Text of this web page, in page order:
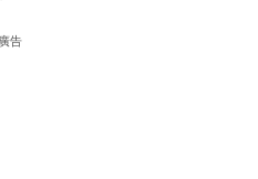
廣告